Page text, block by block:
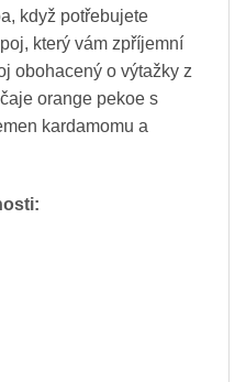
když potřebujete
který vám zpříjemní
obohacený o výtažky z
orange pekoe s
kardamomu a